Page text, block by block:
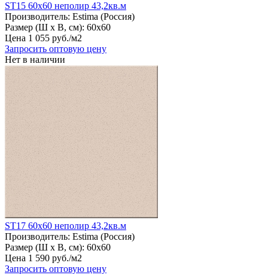
ST15 60х60 неполир 43,2кв.м
Производитель: Estima (Россия)
Размер (Ш х В, см): 60х60
Цена 1 055 руб./м2
Запросить оптовую цену
Нет в наличии
ST17 60х60 неполир 43,2кв.м
Производитель: Estima (Россия)
Размер (Ш х В, см): 60х60
Цена 1 590 руб./м2
Запросить оптовую цену